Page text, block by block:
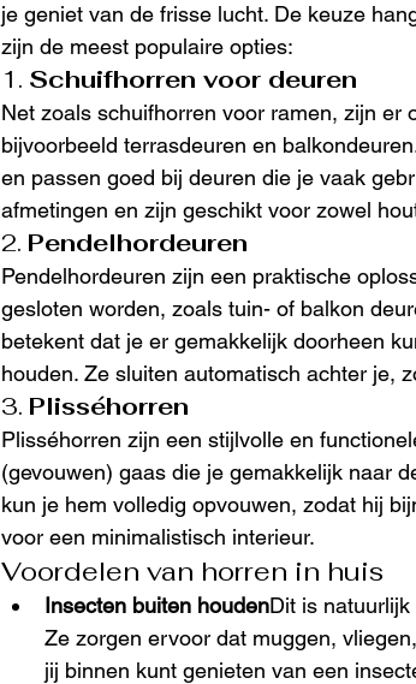
je geniet van de frisse lucht. De keuze
zijn de meest populaire opties:
1. Schuifhorren voor deuren
Net zoals schuifhorren voor ramen, zijn
bijvoorbeeld terrasdeuren en
en passen goed bij deuren die je vaak
afmetingen en zijn geschikt voor zowel
2. Pendelhordeuren
Pendelhordeuren zijn een praktische
gesloten worden, zoals tuin- of balkon
betekent dat je er gemakkelijk doorheen
houden. Ze sluiten automatisch achter je,
3. Plisséhorren
Plisséhorren zijn een stijlvolle en
(gevouwen) gaas die je gemakkelijk naar
kun je hem volledig opvouwen, zodat hij
voor een minimalistisch interieur.
Voordelen van horren in huis
Insecten buiten houdenDit is
Ze zorgen ervoor dat muggen,
jij binnen kunt genieten van een